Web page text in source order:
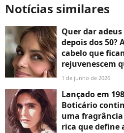
Notícias similares
Quer dar
depois dos 50?
cabelo que
rejuvenescem
1 de junho de 2026
Lançado em
Boticário
uma
rica que define